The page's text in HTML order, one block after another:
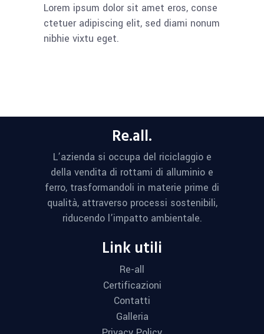
Lorem ipsum dolor sit amet eros, conse
ctetuer adipiscing elit, sed diami nonum
nibhie vixtu eget.
Re.all.
L’azienda si occupa del riciclaggio e
della vendita di rottami di alluminio e
ferro, trasformandoli in materie prime di
qualità, attraverso processi sostenibili,
riducendo l’impatto ambientale.
Link utili
Re-all
Certificazioni
Contatti
Galleria